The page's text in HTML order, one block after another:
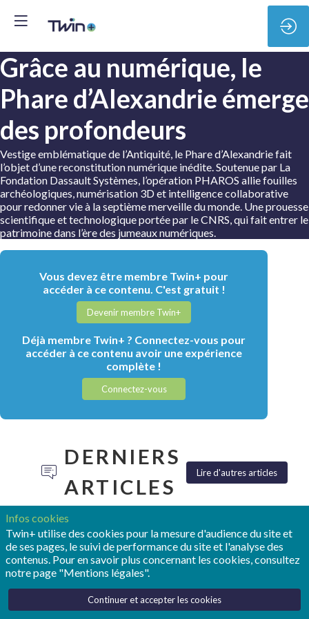
Grâce au numérique, le
Phare d’Alexandrie émerge
des profondeurs
Vestige emblématique de l’Antiquité, le Phare d’Alexandrie fait
l’objet d’une reconstitution numérique inédite. Soutenue par La
Fondation Dassault Systèmes, l’opération PHAROS allie fouilles
archéologiques, numérisation 3D et intelligence collaborative
pour redonner vie à la septième merveille du monde. Une prouesse
scientifique et technologique portée par le CNRS, qui fait entrer le
patrimoine dans l’ère des jumeaux numériques.
Vous devez être membre Twin+ pour
accéder à ce contenu. C'est gratuit !
Devenir membre Twin+
Déjà membre Twin+ ? Connectez-vous pour
accéder à ce contenu avoir une expérience
complète !
Connectez-vous
DERNIERS
ARTICLES
Lire d'autres articles
HEMMELGARN:
«LE
OPMOBILITY,
LE
LIVE :
SIEMENS
Infos cookies
Twin+ utilise des cookies pour la mesure d'audience du site et
de ses pages, le suivi de performance du site et l'analyse des
contenus. Pour en savoir plus concernant les cookies, consultez
notre page "Mentions légales".
Continuer et accepter les cookies